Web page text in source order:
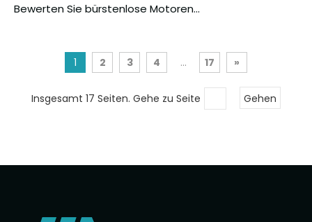
Bewerten Sie bürstenlose Motoren...
1 2 3 4 ... 17 »
Insgesamt 17 Seiten. Gehe zu Seite Gehen